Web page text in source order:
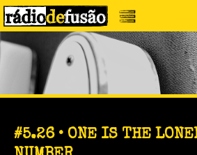
Avançar
para
o
conteúdo
Menu
RÁDIO DEFUSÃO
MÚSICA SEM
SEM PRETENSÕES.
#5.26 • ONE IS THE